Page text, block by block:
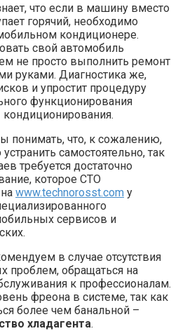
что если в машину вместо
горячий, необходимо
кондиционере.
свой автомобиль
не просто выполнить ремонт
руками. Диагностика же,
и упростит процедуру
функционирования
понимать, что, к сожалению,
самостоятельно, так
требуется достаточно
которое СТО
www.technorosst.com у
сервисов и
в случае отсутствия
проблем, обращаться на
к профессионалам.
фреона в системе, так как
более чем банальной –
хладагента.